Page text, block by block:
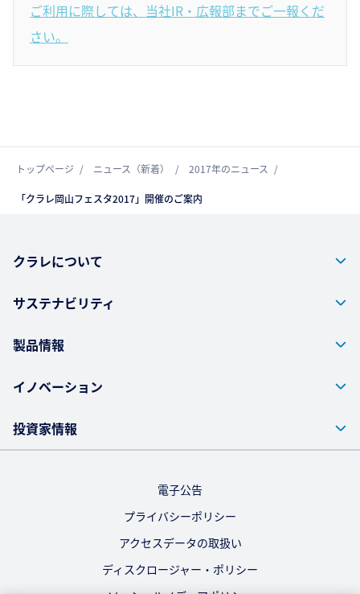
ご利用に際しては、当社IR・広報部までご一報くだ
さい。
トップページ ニュース（新着） 2017年のニュース
「クラレ岡山フェスタ2017」開催のご案内
クラレについて
サステナビリティ
製品情報
イノベーション
投資家情報
電子公告
プライバシーポリシー
アクセスデータの取扱い
ディスクロージャー・ポリシー